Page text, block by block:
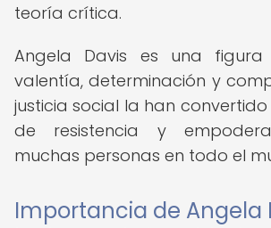
teoría crítica.
Angela Davis es una figura
valentía, determinación y
justicia social la han
de resistencia y
muchas personas en todo el
Importancia de Angela